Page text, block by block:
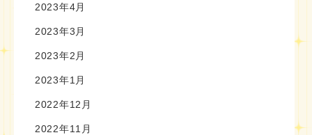
2023年4月
2023年3月
2023年2月
2023年1月
2022年12月
2022年11月